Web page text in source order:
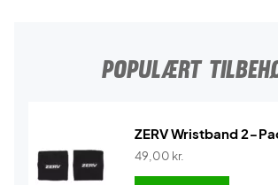
POPULÆRT
ZERV Wristband 2-
49,00 kr.